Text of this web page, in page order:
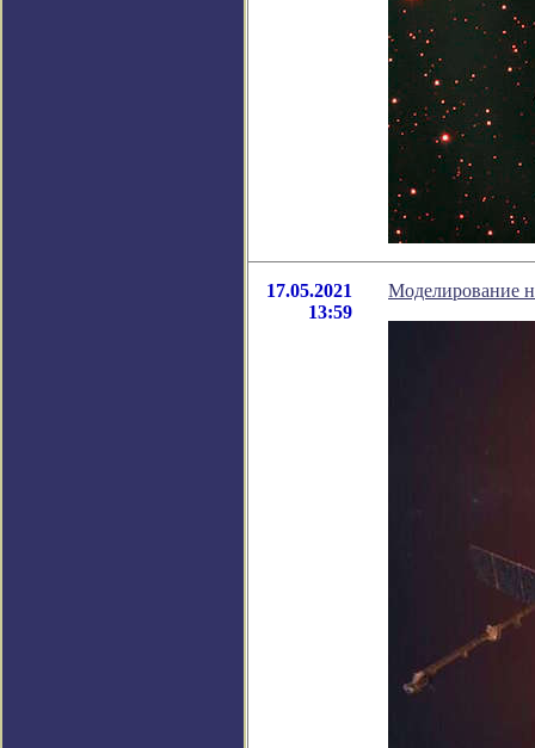
17.05.2021
13:59
Моделирование